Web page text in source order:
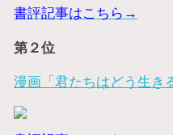
書評記事はこちら→
第２位
漫画「君たちはどう生